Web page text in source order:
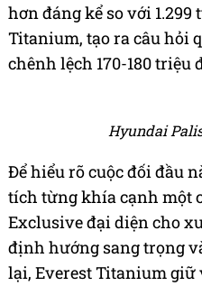
hơn đáng kể so với 1.299
Titanium, tạo ra câu hỏi
chênh lệch 170-180 triệu
Hyundai
Để hiểu rõ cuộc đối đầu
tích từng khía cạnh một
Exclusive đại diện cho
định hướng sang trọng
lại, Everest Titanium giữ